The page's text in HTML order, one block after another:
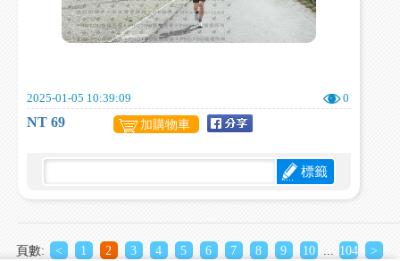
2025-01-05 10:39:09 0
NT 69 加購物車
標籤
頁數: < 1 2 3 4 5 6 7 8 9 10 104 >